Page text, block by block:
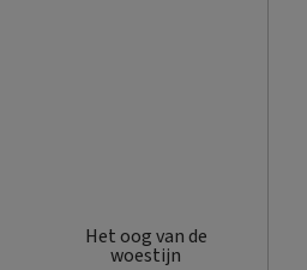
Het oog van de
woestijn